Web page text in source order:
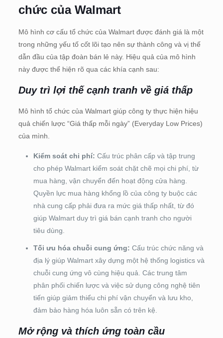
chức của Walmart
Mô hình cơ cấu tổ chức của Walmart được đánh giá là một
trong những yếu tố cốt lõi tạo nên sự thành công và vị thế
dẫn đầu của tập đoàn bán lẻ này. Hiệu quả của mô hình
này được thể hiện rõ qua các khía cạnh sau:
Duy trì lợi thế cạnh tranh về giá thấp
Mô hình tổ chức của Walmart giúp công ty thực hiện hiệu
quả chiến lược “Giá thấp mỗi ngày” (Everyday Low Prices)
của mình.
Kiểm soát chi phí: Cấu trúc phân cấp và tập trung
cho phép Walmart kiểm soát chặt chẽ mọi chi phí, từ
mua hàng, vận chuyển đến hoạt động cửa hàng.
Quyền lực mua hàng khổng lồ của công ty buộc các
nhà cung cấp phải đưa ra mức giá thấp nhất, từ đó
giúp Walmart duy trì giá bán cạnh tranh cho người
tiêu dùng.
Tối ưu hóa chuỗi cung ứng: Cấu trúc chức năng và
địa lý giúp Walmart xây dựng một hệ thống logistics và
chuỗi cung ứng vô cùng hiệu quả. Các trung tâm
phân phối chiến lược và việc sử dụng công nghệ tiên
tiến giúp giảm thiểu chi phí vận chuyển và lưu kho,
đảm bảo hàng hóa luôn sẵn có trên kệ.
Mở rộng và thích ứng toàn cầu